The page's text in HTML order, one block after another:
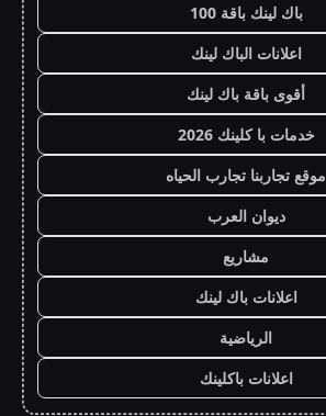
باك لينك باقة 100
اعلانات الباك لينك
أقوى باقة باك لينك
خدمات با كلينك 2026
موقع تجاربنا تجارب الحياه
ديوان العرب
مشاريع
اعلانات باك لينك
الرياضية
اعلانات باكلينك